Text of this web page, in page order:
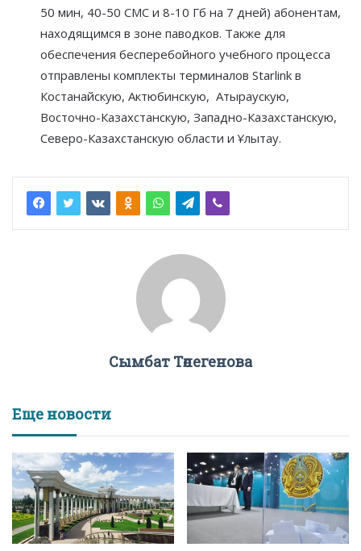
50 мин, 40-50 СМС и 8-10 Гб на 7 дней) абонентам,
находящимся в зоне паводков. Также для
обеспечения бесперебойного учебного процесса
отправлены комплекты терминалов Starlink в
Костанайскую, Актюбинскую, Атыраускую,
Восточно-Казахстанскую, Западно-Казахстанскую,
Северо-Казахстанскую области и Ұлытау.
Сымбат Төлегенова
Еще новости